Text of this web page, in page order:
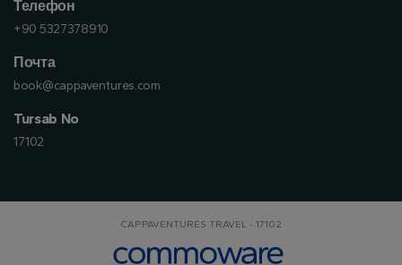
Телефон
+90 5327378910
Почта
book@cappaventures.com
Tursab No
17102
CAPPAVENTURES TRAVEL - 17102